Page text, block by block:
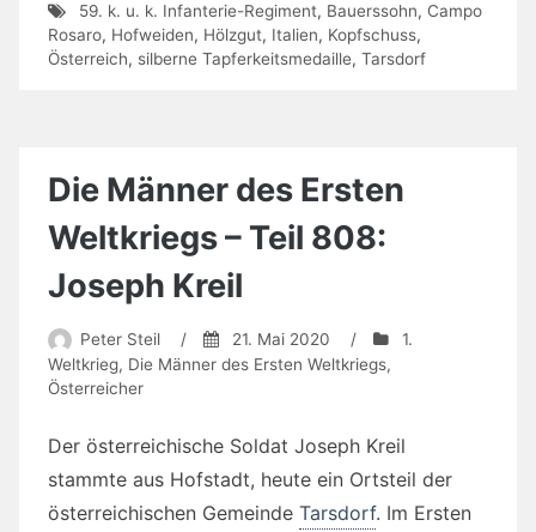
59. k. u. k. Infanterie-Regiment, Bauerssohn, Campo
Rosaro, Hofweiden, Hölzgut, Italien, Kopfschuss,
Österreich, silberne Tapferkeitsmedaille, Tarsdorf
Die Männer des Ersten
Weltkriegs – Teil 808:
Joseph Kreil
Peter Steil / 21. Mai 2020 /
1.
Weltkrieg, Die Männer des Ersten Weltkriegs,
Österreicher
Der österreichische Soldat Joseph Kreil
stammte aus Hofstadt, heute ein Ortsteil der
österreichischen Gemeinde Tarsdorf. Im Ersten